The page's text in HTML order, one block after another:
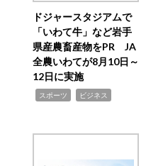
ドジャースタジアムで
「いわて牛」など岩手
県産農畜産物をPR JA
全農いわてが8月10日～
12日に実施
スポーツ ビジネス